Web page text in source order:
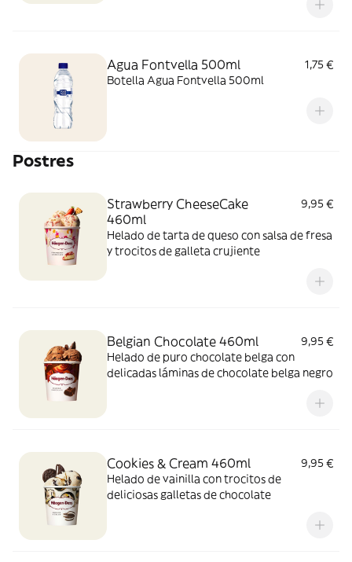
Agua Fontvella 500ml
1,75 €
Botella Agua Fontvella 500ml
Postres
Strawberry CheeseCake
460ml
9,95 €
Helado de tarta de queso con salsa de fresa
y trocitos de galleta crujiente
Belgian Chocolate 460ml
9,95 €
Helado de puro chocolate belga con
delicadas láminas de chocolate belga negro
Cookies & Cream 460ml
9,95 €
Helado de vainilla con trocitos de
deliciosas galletas de chocolate